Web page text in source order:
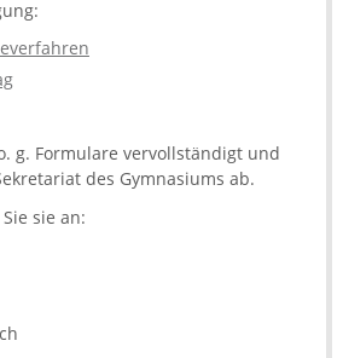
g. Formulare vervollständigt und
des Gymnasiums ab.
sie an: